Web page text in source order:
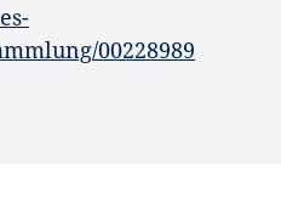
00228989